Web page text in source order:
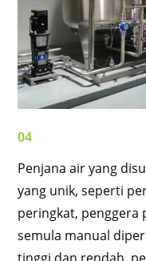
04
Penjana air yang
yang unik, seperti
peringkat, penggera
semula manual